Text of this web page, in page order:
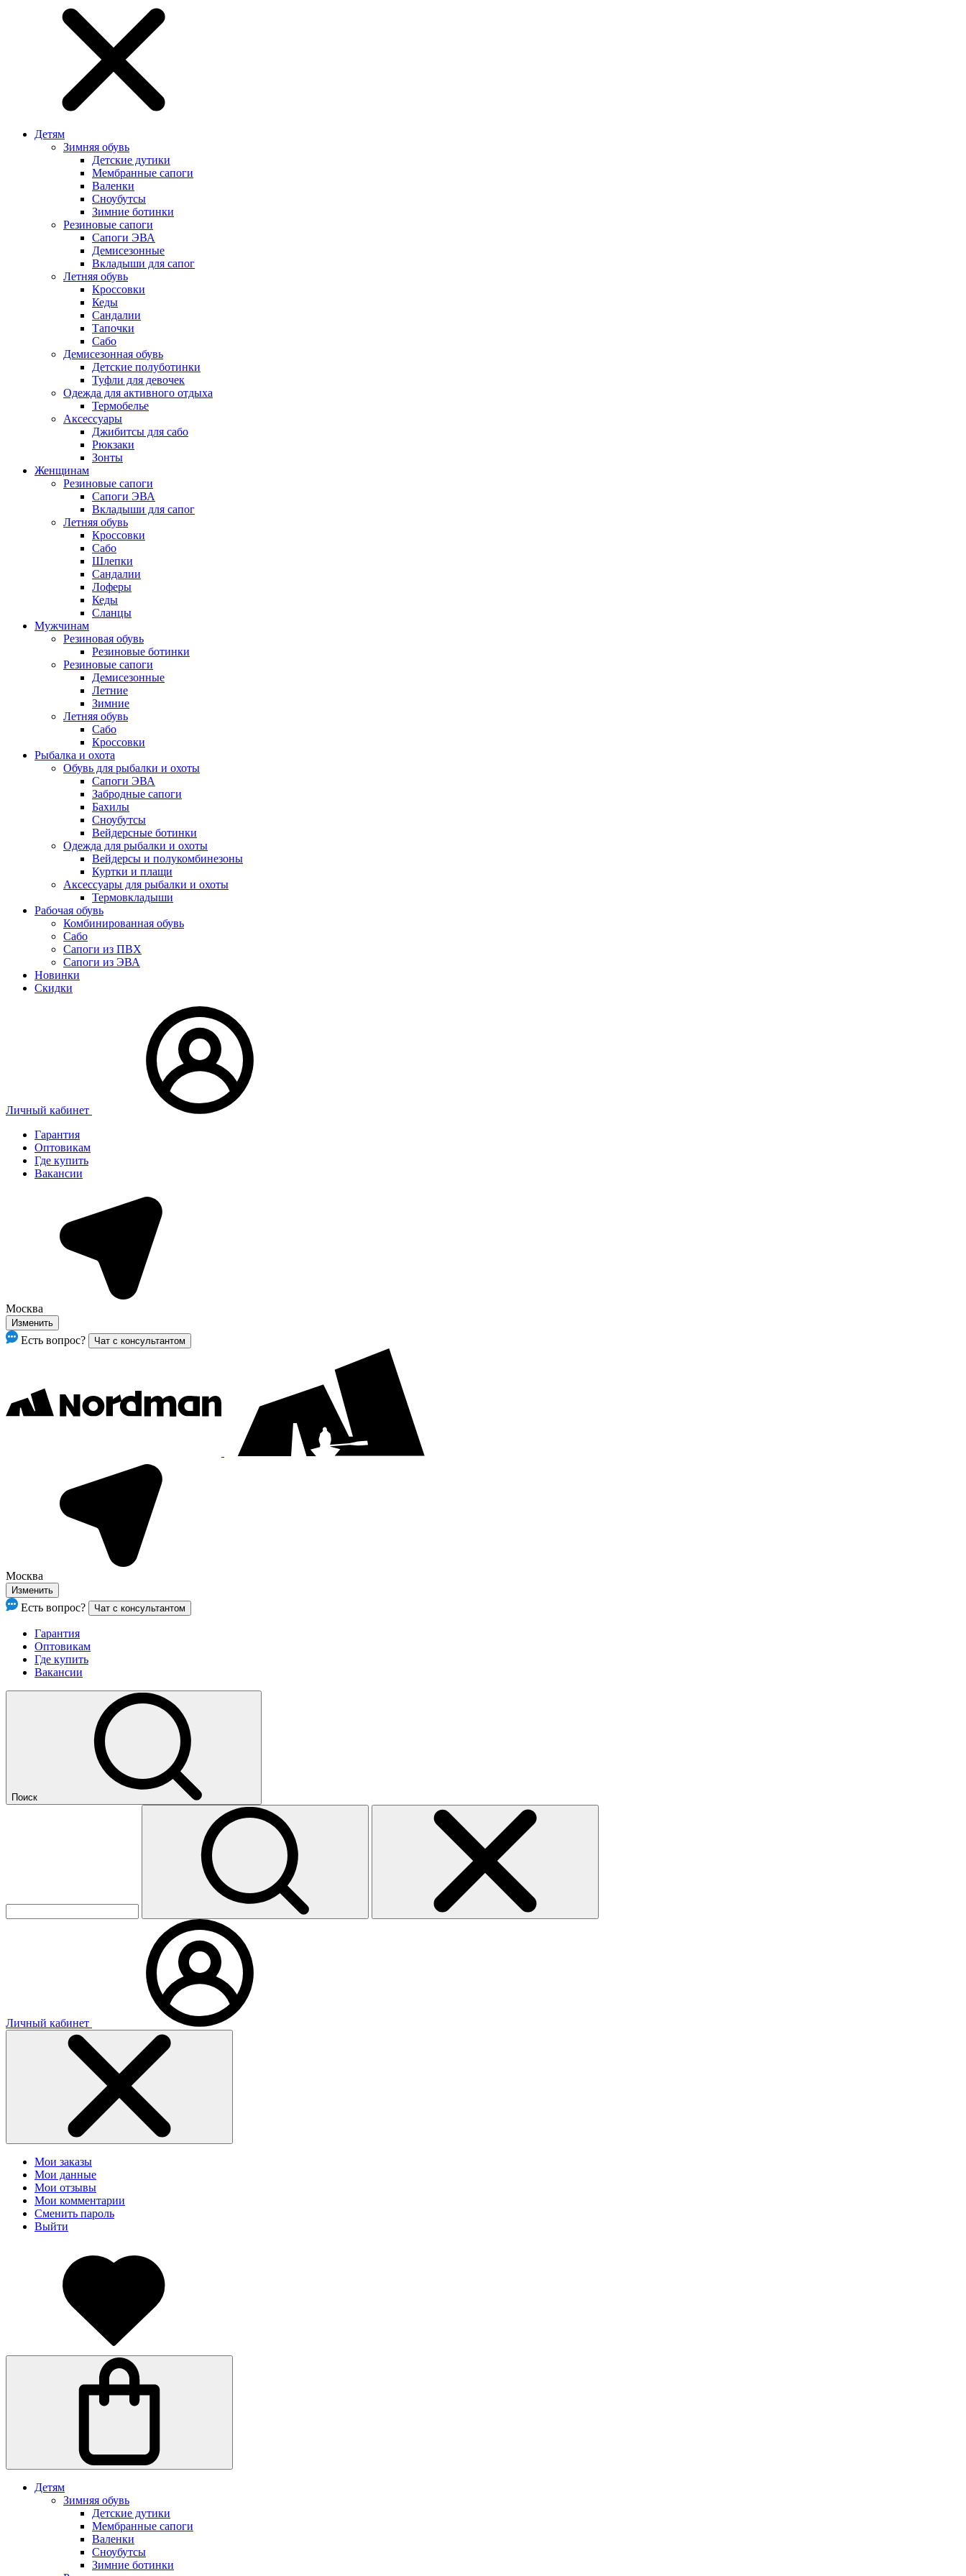
Детям
Зимняя обувь
Детские дутики
Мембранные сапоги
Валенки
Сноубутсы
Зимние ботинки
Резиновые сапоги
Сапоги ЭВА
Демисезонные
Вкладыши для сапог
Летняя обувь
Кроссовки
Кеды
Сандалии
Тапочки
Сабо
Демисезонная обувь
Детские полуботинки
Туфли для девочек
Одежда для активного отдыха
Термобелье
Аксессуары
Джибитсы для сабо
Рюкзаки
Зонты
Женщинам
Резиновые сапоги
Cапоги ЭВА
Вкладыши для сапог
Летняя обувь
Кроссовки
Сабо
Шлепки
Сандалии
Лоферы
Кеды
Сланцы
Мужчинам
Резиновая обувь
Резиновые ботинки
Резиновые сапоги
Демисезонные
Летние
Зимние
Летняя обувь
Сабо
Кроссовки
Рыбалка и охота
Обувь для рыбалки и охоты
Сапоги ЭВА
Забродные сапоги
Бахилы
Сноубутсы
Вейдерсные ботинки
Одежда для рыбалки и охоты
Вейдерсы и полукомбинезоны
Куртки и плащи
Аксессуары для рыбалки и охоты
Термовкладыши
Рабочая обувь
Комбинированная обувь
Сабо
Сапоги из ПВХ
Сапоги из ЭВА
Новинки
Скидки
Личный кабинет
Гарантия
Оптовикам
Где купить
Вакансии
Москва
Изменить
Есть вопрос? Чат с консультантом
Москва
Изменить
Есть вопрос? Чат с консультантом
Гарантия
Оптовикам
Где купить
Вакансии
Поиск
Личный кабинет
Мои заказы
Мои данные
Мои отзывы
Мои комментарии
Сменить пароль
Выйти
Детям
Зимняя обувь
Детские дутики
Мембранные сапоги
Валенки
Сноубутсы
Зимние ботинки